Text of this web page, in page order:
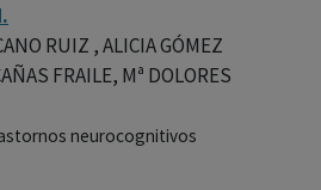
RUIZ , ALICIA GÓMEZ
FRAILE, Mª DOLORES
neurocognitivos